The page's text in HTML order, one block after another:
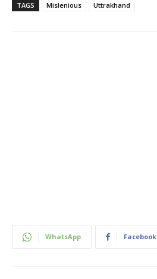
TAGS Mislenious Uttrakhand
WhatsApp Facebook